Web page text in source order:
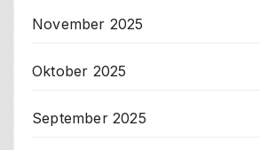
November 2025
Oktober 2025
September 2025